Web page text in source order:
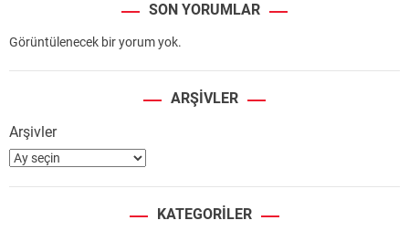
SON YORUMLAR
Görüntülenecek bir yorum yok.
ARŞIVLER
Arşivler
KATEGORILER